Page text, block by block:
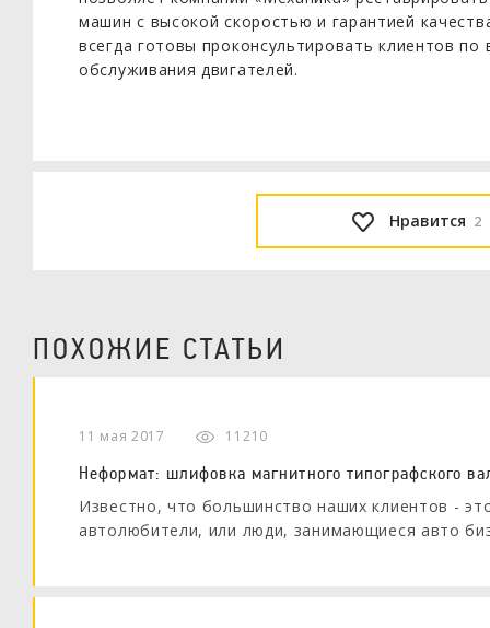
машин с высокой скоростью и гарантией
всегда готовы проконсультировать клиентов по
обслуживания двигателей.
Нравится 2
ПОХОЖИЕ СТАТЬИ
11 мая 2017 11210
Неформат: шлифовка магнитного типографского
Известно, что большинство наших клиентов -
автолюбители, или люди, занимающиеся авто